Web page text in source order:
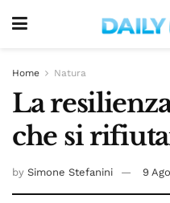
Home Natura
La
che si
by Simone Stefanini 9